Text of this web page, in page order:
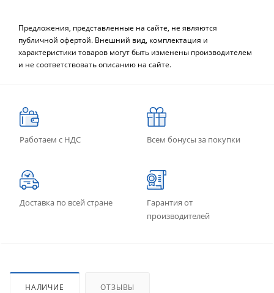
Предложения, представленные на сайте, не являются
публичной офертой. Внешний вид, комплектация и
характеристики товаров могут быть изменены производителем
и не соответствовать описанию на сайте.
Работаем с НДС Всем бонусы за покупки
Доставка по всей стране
Гарантия от
производителей
НАЛИЧИЕ ОТЗЫВЫ